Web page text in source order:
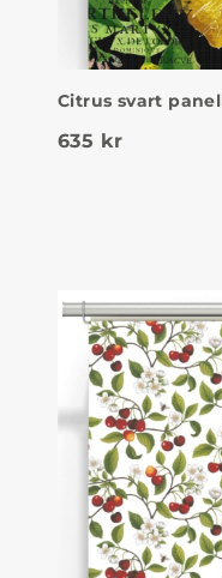
Citrus svart
635 kr